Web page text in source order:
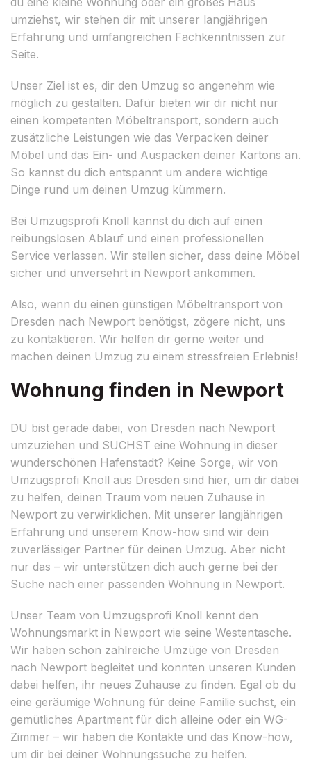
umziehst, wir stehen dir mit unserer langjährigen
Erfahrung und umfangreichen Fachkenntnissen zur
Seite.
Unser Ziel ist es, dir den Umzug so angenehm wie
möglich zu gestalten. Dafür bieten wir dir nicht nur
einen kompetenten Möbeltransport, sondern auch
zusätzliche Leistungen wie das Verpacken deiner
Möbel und das Ein- und Auspacken deiner Kartons an.
So kannst du dich entspannt um andere wichtige
Dinge rund um deinen Umzug kümmern.
Bei Umzugsprofi Knoll kannst du dich auf einen
reibungslosen Ablauf und einen professionellen
Service verlassen. Wir stellen sicher, dass deine Möbel
sicher und unversehrt in Newport ankommen.
Also, wenn du einen günstigen Möbeltransport von
Dresden nach Newport benötigst, zögere nicht, uns
zu kontaktieren. Wir helfen dir gerne weiter und
machen deinen Umzug zu einem stressfreien Erlebnis!
Wohnung finden in Newport
DU bist gerade dabei, von Dresden nach Newport
umzuziehen und SUCHST eine Wohnung in dieser
wunderschönen Hafenstadt? Keine Sorge, wir von
Umzugsprofi Knoll aus Dresden sind hier, um dir dabei
zu helfen, deinen Traum vom neuen Zuhause in
Newport zu verwirklichen. Mit unserer langjährigen
Erfahrung und unserem Know-how sind wir dein
zuverlässiger Partner für deinen Umzug. Aber nicht
nur das – wir unterstützen dich auch gerne bei der
Suche nach einer passenden Wohnung in Newport.
Unser Team von Umzugsprofi Knoll kennt den
Wohnungsmarkt in Newport wie seine Westentasche.
Wir haben schon zahlreiche Umzüge von Dresden
nach Newport begleitet und konnten unseren Kunden
dabei helfen, ihr neues Zuhause zu finden. Egal ob du
eine geräumige Wohnung für deine Familie suchst, ein
gemütliches Apartment für dich alleine oder ein WG-
Zimmer – wir haben die Kontakte und das Know-how,
um dir bei deiner Wohnungssuche zu helfen.